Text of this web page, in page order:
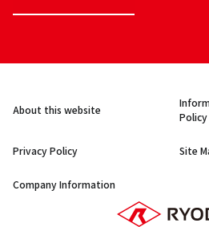
About this website
Policy
Privacy Policy Site
Company Information